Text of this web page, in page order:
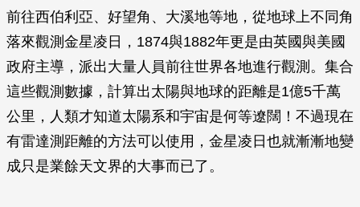
前往西伯利亞、好望角、大溪地等地，從地球上不同角
落來觀測金星凌日，1874與1882年更是由英國與美國
政府主導，派出大量人員前往世界各地進行觀測。集合
這些觀測數據，計算出太陽與地球的距離是1億5千萬
公里，人類才知道太陽系和宇宙是何等遼闊！不過現在
有雷達測距離的方法可以使用，金星凌日也就漸漸地變
成只是業餘天文界的大事而已了。